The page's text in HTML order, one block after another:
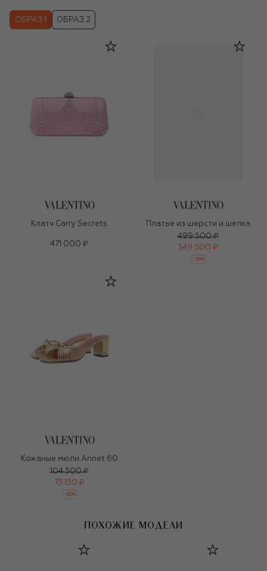
ОБРАЗ 1 ОБРАЗ 2
Клатч Carry Secrets
471 000 ₽
Платье из шерсти и шелка
499 500 ₽
349 500 ₽
-30%
Кожаные мюли Annet 60
104 500 ₽
73 150 ₽
-30%
ПОХОЖИЕ МОДЕЛИ